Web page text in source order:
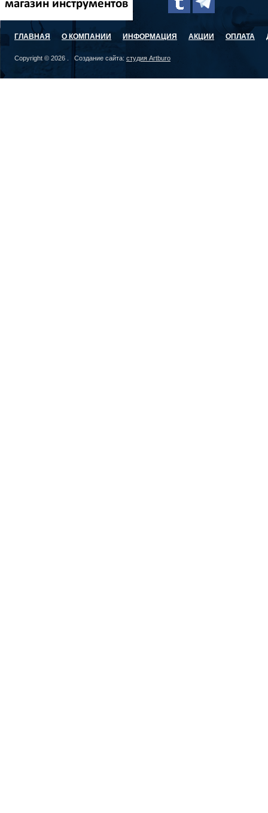
ГЛАВНАЯ О КОМПАНИИ ИНФОРМАЦИЯ АКЦИИ ОПЛАТА
Copyright © 2026 . Создание сайта: студия Artburo